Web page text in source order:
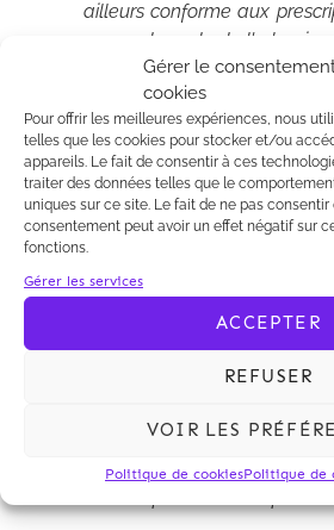
Gérer le
cookies
Pour offrir les meilleures expériences, nous
telles que les cookies pour stocker et/ou
appareils. Le fait de consentir à ces
traiter des données telles que le
uniques sur ce site. Le fait de ne pas consentir
consentement peut avoir un effet négatif sur
fonctions.
Gérer les services
ACCEPTER
REFUSER
VOIR LES
Politique de cookiesPolitique de
ailleurs conforme aux
424-15 du code de
le délai de recours de deux
R. 600-2, faute de
conformément à l'article A.
contentieux doit néanmoins,
être présenté dans un
compter du premier jour de
de deux mois d'affichage
dont se prévaudrait le
excédant un an ne peut
raisonnable ; qu'il résulte
600-3 du code de
qu'il prévoit n'est pas
le délai raisonnable